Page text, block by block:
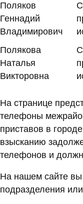
Поляков
Геннадий
Владимирович
Полякова
Наталья
Викторовна
На странице
телефоны
приставов в
взысканию
телефонов и
На нашем сайте вы
подразделения